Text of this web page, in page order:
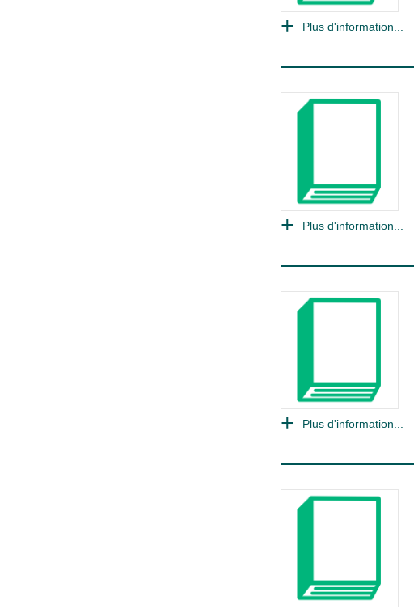
Plus d'information...
Plus d'information...
Plus d'information...